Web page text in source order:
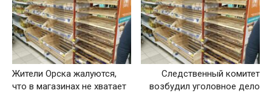
Жители Орска жалуются,
что в магазинах не хватает
Следственный комитет
возбудил уголовное дело